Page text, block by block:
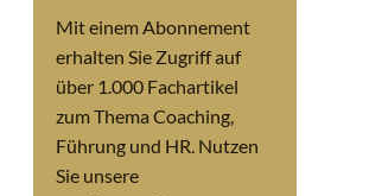
Mit einem Abonnement
erhalten Sie Zugriff auf
über 1.000 Fachartikel
zum Thema Coaching,
Führung und HR. Nutzen
Sie unsere